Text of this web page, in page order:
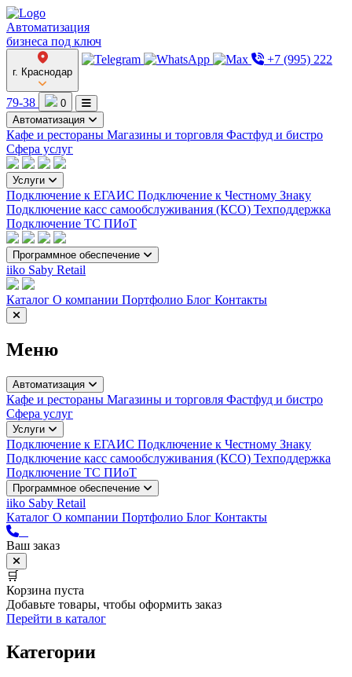
Автоматизация
бизнеса под ключ
г. Краснодар
+7 (995) 222
79-38
0
Автоматизация
Кафе и рестораны Магазины и торговля Фастфуд и бистро
Сфера услуг
Услуги
Подключение к ЕГАИС Подключение к Честному Знаку
Подключение касс самообслуживания (КСО) Техподдержка
Подключение ТС ПИоТ
Программное обеспечение
iiko Saby Retail
Каталог О компании Портфолио Блог Контакты
Меню
Автоматизация
Кафе и рестораны Магазины и торговля Фастфуд и бистро
Сфера услуг
Услуги
Подключение к ЕГАИС Подключение к Честному Знаку
Подключение касс самообслуживания (КСО) Техподдержка
Подключение ТС ПИоТ
Программное обеспечение
iiko Saby Retail
Каталог О компании Портфолио Блог Контакты
Ваш заказ
🛒
Корзина пуста
Добавьте товары, чтобы оформить заказ
Перейти в каталог
Категории